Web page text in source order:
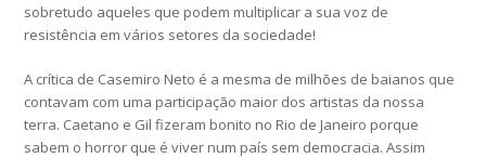
sobretudo aqueles que podem multiplicar a sua voz de
resistência em vários setores da sociedade!
A crítica de Casemiro Neto é a mesma de milhões de baianos que
contavam com uma participação maior dos artistas da nossa
terra. Caetano e Gil fizeram bonito no Rio de Janeiro porque
sabem o horror que é viver num país sem democracia. Assim